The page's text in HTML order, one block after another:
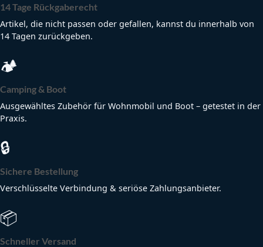
14 Tage Rückgaberecht
Artikel, die nicht passen oder gefallen, kannst du innerhalb von
14 Tagen zurückgeben.
🏕
Camping & Boot
Ausgewähltes Zubehör für Wohnmobil und Boot – getestet in der
Praxis.
🔒
Sichere Bestellung
Verschlüsselte Verbindung & seriöse Zahlungsanbieter.
📦
Schneller Versand